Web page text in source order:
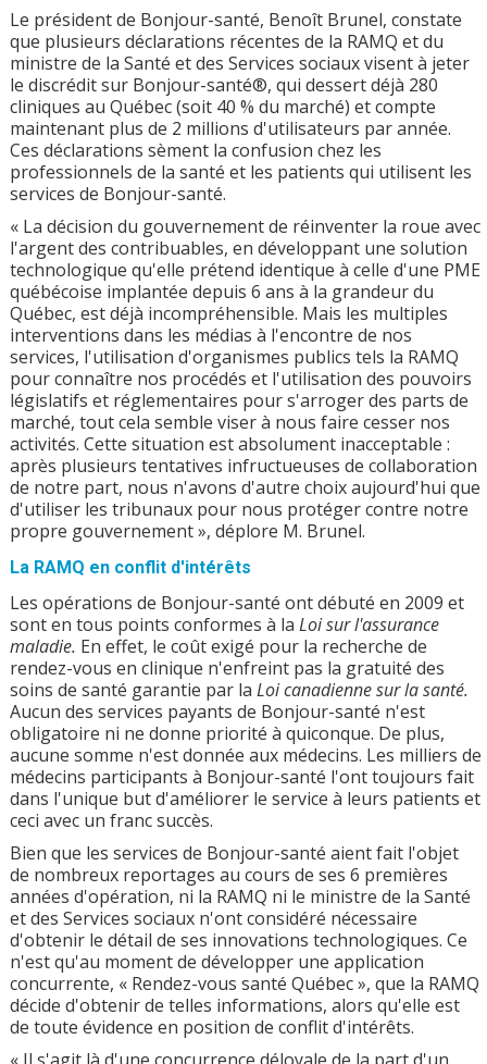
Le président de Bonjour-santé, Benoît Brunel, constate
que plusieurs déclarations récentes de la RAMQ et du
ministre de la Santé et des Services sociaux visent à jeter
le discrédit sur Bonjour-santé®, qui dessert déjà 280
cliniques au Québec (soit 40 % du marché) et compte
maintenant plus de 2 millions d'utilisateurs par année.
Ces déclarations sèment la confusion chez les
professionnels de la santé et les patients qui utilisent les
services de Bonjour-santé.
« La décision du gouvernement de réinventer la roue avec
l'argent des contribuables, en développant une solution
technologique qu'elle prétend identique à celle d'une PME
québécoise implantée depuis 6 ans à la grandeur du
Québec, est déjà incompréhensible. Mais les multiples
interventions dans les médias à l'encontre de nos
services, l'utilisation d'organismes publics tels la RAMQ
pour connaître nos procédés et l'utilisation des pouvoirs
législatifs et réglementaires pour s'arroger des parts de
marché, tout cela semble viser à nous faire cesser nos
activités. Cette situation est absolument inacceptable :
après plusieurs tentatives infructueuses de collaboration
de notre part, nous n'avons d'autre choix aujourd'hui que
d'utiliser les tribunaux pour nous protéger contre notre
propre gouvernement », déplore M. Brunel.
La RAMQ en conflit d'intérêts
Les opérations de Bonjour-santé ont débuté en 2009 et
sont en tous points conformes à la Loi sur l'assurance
maladie. En effet, le coût exigé pour la recherche de
rendez-vous en clinique n'enfreint pas la gratuité des
soins de santé garantie par la Loi canadienne sur la santé.
Aucun des services payants de Bonjour-santé n'est
obligatoire ni ne donne priorité à quiconque. De plus,
aucune somme n'est donnée aux médecins. Les milliers de
médecins participants à Bonjour-santé l'ont toujours fait
dans l'unique but d'améliorer le service à leurs patients et
ceci avec un franc succès.
Bien que les services de Bonjour-santé aient fait l'objet
de nombreux reportages au cours de ses 6 premières
années d'opération, ni la RAMQ ni le ministre de la Santé
et des Services sociaux n'ont considéré nécessaire
d'obtenir le détail de ses innovations technologiques. Ce
n'est qu'au moment de développer une application
concurrente, « Rendez-vous santé Québec », que la RAMQ
décide d'obtenir de telles informations, alors qu'elle est
de toute évidence en position de conflit d'intérêts.